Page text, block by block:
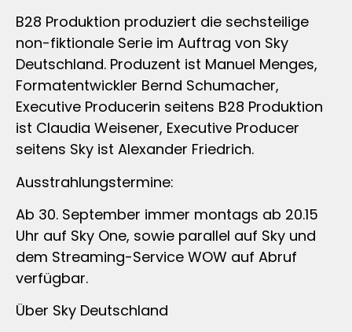
B28 Produktion produziert die sechsteilige
non-fiktionale Serie im Auftrag von Sky
Deutschland. Produzent ist Manuel Menges,
Formatentwickler Bernd Schumacher,
Executive Producerin seitens B28 Produktion
ist Claudia Weisener, Executive Producer
seitens Sky ist Alexander Friedrich.
Ausstrahlungstermine:
Ab 30. September immer montags ab 20.15
Uhr auf Sky One, sowie parallel auf Sky und
dem Streaming-Service WOW auf Abruf
verfügbar.
Über Sky Deutschland